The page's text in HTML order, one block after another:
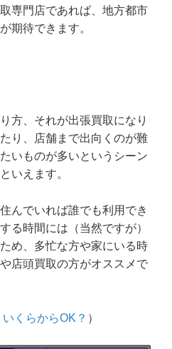
専門店であれば、地方都市
期待できます。
方、それが出張買取になり
り、店舗まで出向くのが難
いものが多いというシーン
いえます。
んでいれば誰でも利用でき
る時間には（当然ですが）
め、多忙な方や家にいる時
店頭買取の方がオススメで
くらからOK？ ）